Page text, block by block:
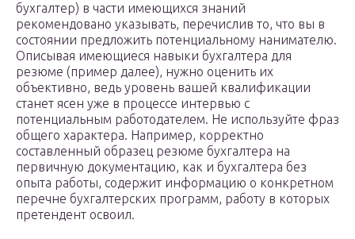
бухгалтер) в части имеющихся знаний
рекомендовано указывать, перечислив то, что вы в
состоянии предложить потенциальному нанимателю.
Описывая имеющиеся навыки бухгалтера для
резюме (пример далее), нужно оценить их
объективно, ведь уровень вашей квалификации
станет ясен уже в процессе интервью с
потенциальным работодателем. Не используйте фраз
общего характера. Например, корректно
составленный образец резюме бухгалтера на
первичную документацию, как и бухгалтера без
опыта работы, содержит информацию о конкретном
перечне бухгалтерских программ, работу в которых
претендент освоил.